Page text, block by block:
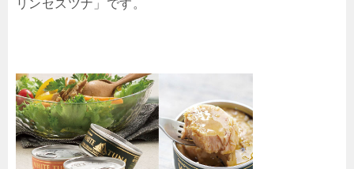
リンセスツナ」です。